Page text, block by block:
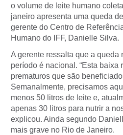
o volume de leite humano
janeiro apresenta uma queda
gerente do Centro de
Humano do IFF, Danielle Silva.
A gerente ressalta que a queda
período é nacional. “Esta baixa
prematuros que são
Semanalmente, precisamos
menos 50 litros de leite e,
apenas 30 litros para nutrir a
explicou. Ainda segundo
mais grave no Rio de Janeiro.